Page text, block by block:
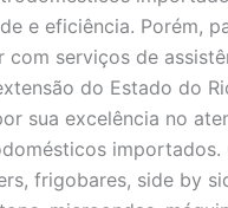
e eficiência. Porém,
com serviços de
do Estado do
sua excelência no
frigobares, side by